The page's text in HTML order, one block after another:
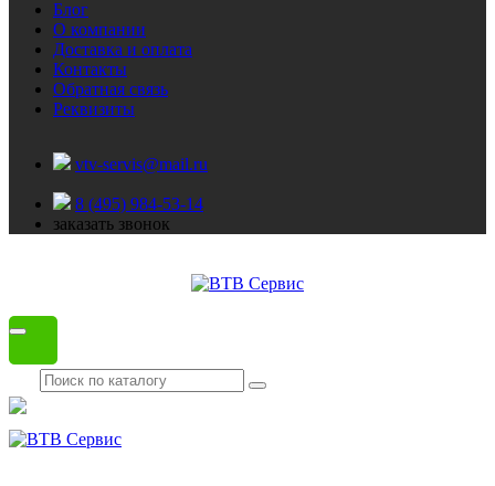
Блог
О компании
Доставка и оплата
Контакты
Обратная связь
Реквизиты
vtv-servis@mail.ru
8 (495) 984-53-14
заказать звонок